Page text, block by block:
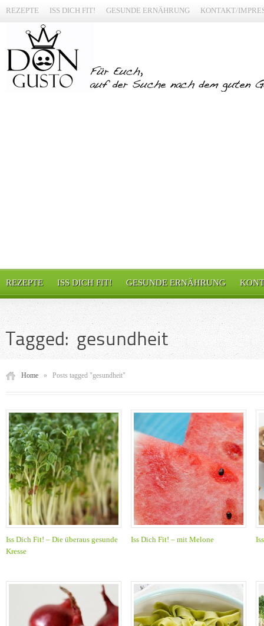
REZEPTE ISS DICH FIT! GESUNDE ERNÄHRUNG KONTAKT/
REZEPTE ISS DICH FIT! GESUNDE ERNÄHRUNG
Tagged: gesundheit
Home » Posts tagged "gesundheit"
Iss Dich Fit! – Die überaus gesunde
Kresse
Iss Dich Fit! – mit Melone